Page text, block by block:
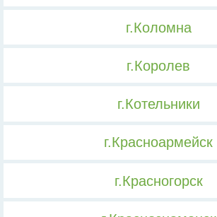
г.Коломна
г.Королев
г.Котельники
г.Красноармейск
г.Красногорск